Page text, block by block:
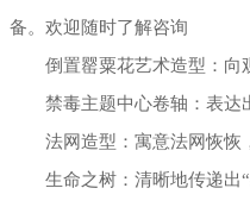
备。欢迎随时了解咨询
倒置罂粟花艺术造型：向
禁毒主题中心卷轴：表达
法网造型：寓意法网恢恢
生命之树：清晰地传递出